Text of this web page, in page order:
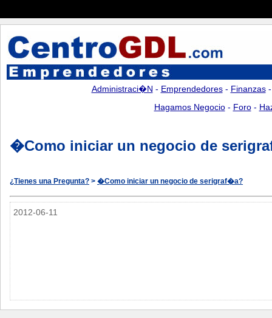
Administraci�n - Emprendedores- Finanzas
Hagamos Negocio- Foro-
�Como iniciar un negocio de
¿Tienes una Pregunta? > �Como iniciar un negocio de serigraf�a?
2012-06-11